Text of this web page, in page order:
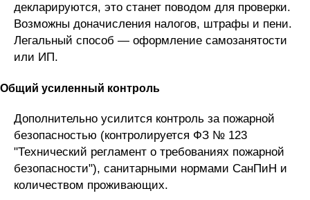
декларируются, это станет поводом для проверки.
Возможны доначисления налогов, штрафы и пени.
Легальный способ — оформление самозанятости
или ИП.
Общий усиленный контроль
Дополнительно усилится контроль за пожарной
безопасностью (контролируется ФЗ № 123
"Технический регламент о требованиях пожарной
безопасности"), санитарными нормами СанПиН и
количеством проживающих.